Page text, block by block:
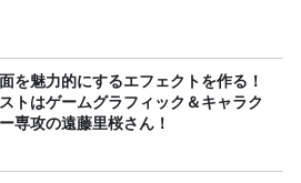
を魅力的にするエフェクトを作る！
トはゲームグラフィック＆キャラク
専攻の遠藤里桜さん！